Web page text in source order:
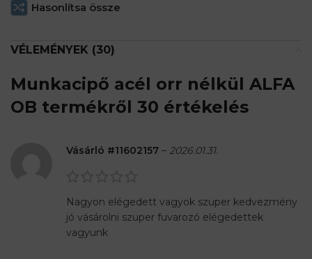
Hasonlítsa össze
VÉLEMÉNYEK (30)
Munkacipő acél orr nélkül ALFA
OB termékről 30 értékelés
Vásárló #11602157 – 2026.01.31.
Nagyon elégedett vagyok szuper kedvezmény
jó vásárolni szuper fuvarozó elégedettek
vagyunk